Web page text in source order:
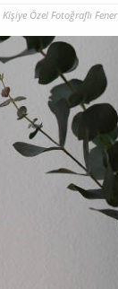
Kişiye Özel Fotoğraflı